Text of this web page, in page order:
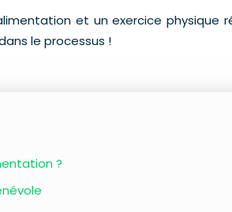
et un exercice
le processus !
?